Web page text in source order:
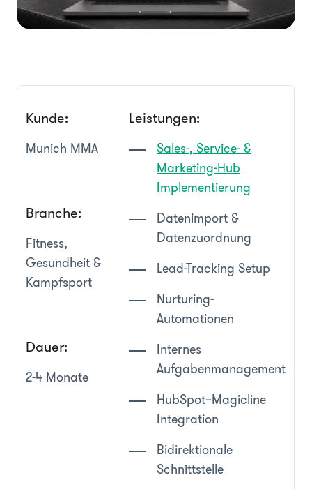
Kunde:
Munich MMA
Branche:
Fitness,
Gesundheit &
Kampfsport
Dauer:
2-4 Monate
Leistungen:
Sales-, Service- &
Marketing-Hub
Implementierung
Datenimport &
Datenzuordnung
Lead-Tracking Setup
Nurturing-
Automationen
Internes
Aufgabenmanagement
HubSpot–Magicline
Integration
Bidirektionale
Schnittstelle